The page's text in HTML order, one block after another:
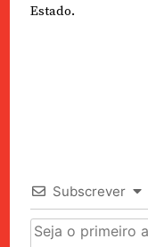
Estado.
Subscrever